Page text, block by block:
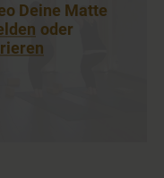
Deine Matte
oder